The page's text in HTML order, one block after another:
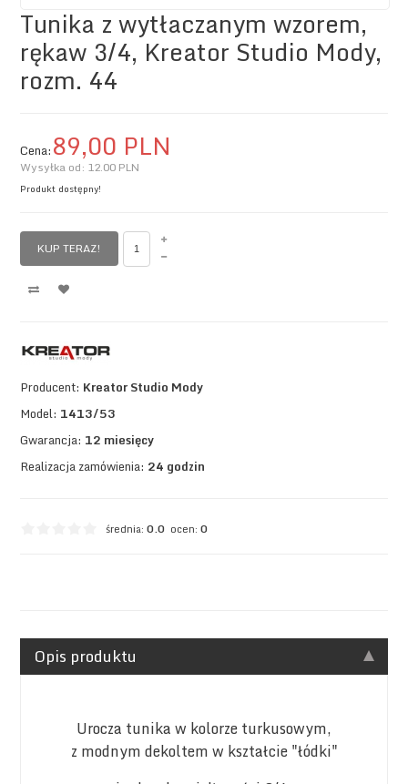
Tunika z wytłaczanym wzorem,
rękaw 3/4, Kreator Studio Mody,
rozm. 44
Cena:89,00 PLN
Wysyłka od: 12.00 PLN
Produkt dostępny!
KUP TERAZ!
Producent: Kreator Studio Mody
Model: 1413/53
Gwarancja: 12 miesięcy
Realizacja zamówienia: 24 godzin
średnia:0.0 ocen:0
Opis produktu
Urocza tunika w kolorze turkusowym,
z modnym dekoltem w kształcie "łódki"